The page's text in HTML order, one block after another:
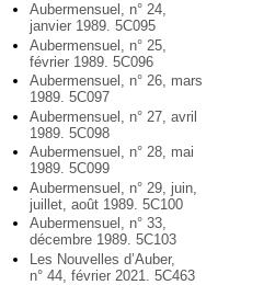
Aubermensuel, n° 24,
janvier 1989. 5C095
Aubermensuel, n° 25,
février 1989. 5C096
Aubermensuel, n° 26, mars
1989. 5C097
Aubermensuel, n° 27, avril
1989. 5C098
Aubermensuel, n° 28, mai
1989. 5C099
Aubermensuel, n° 29, juin,
juillet, août 1989. 5C100
Aubermensuel, n° 33,
décembre 1989. 5C103
Les Nouvelles d’Auber,
n° 44, février 2021. 5C463